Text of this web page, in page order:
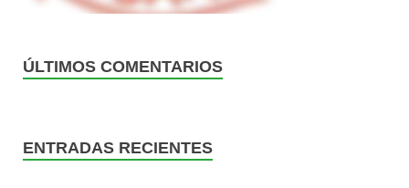
ÚLTIMOS COMENTARIOS
ENTRADAS RECIENTES